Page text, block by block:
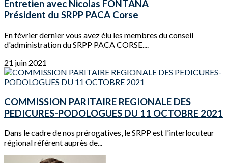
Entretien avec Nicolas FONTANA
Président du SRPP PACA Corse
En février dernier vous avez élu les membres du conseil
d'administration du SRPP PACA CORSE....
21 juin 2021
COMMISSION PARITAIRE REGIONALE DES
PEDICURES-PODOLOGUES DU 11 OCTOBRE 2021
Dans le cadre de nos prérogatives, le SRPP est l'interlocuteur
régional référent auprès de...